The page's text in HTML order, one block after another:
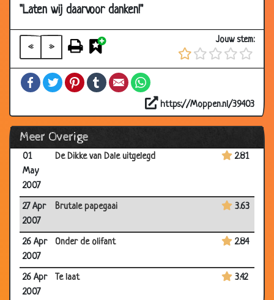
"Laten wij daarvoor danken!"
« »
Jouw stem:
FacebookTwitterPinterestTumblrEmail
https://Moppen.nl/39403
Meer Overige
03
2007
Blinde piloten
03
May
2007
Slechte kerst 3.65
2007
3.48
01
May
2007
De Dikke van Dale uitgelegd 2.81
27 Apr
2007
Brutale papegaai 3.63
26 Apr
2007
Onder de olifant 2.84
26 Apr
2007
Te laat 3.42